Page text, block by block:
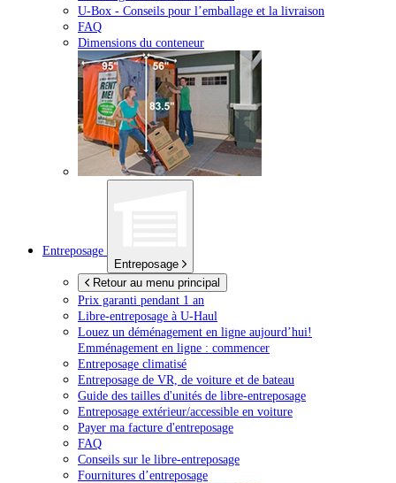
U-Box - Conseils pour l’emballage et la livraison
FAQ
Dimensions du conteneur
Entreposage
Entreposage
Retour au menu principal
Prix garanti pendant 1 an
Libre-entreposage à U-Haul
Louez un déménagement en ligne aujourd’hui!
Emménagement en ligne : commencer
Entreposage climatisé
Entreposage de VR, de voiture et de bateau
Guide des tailles d'unités de libre-entreposage
Entreposage extérieur/accessible en voiture
Payer ma facture d'entreposage
FAQ
Conseils sur le libre-entreposage
Fournitures d’entreposage